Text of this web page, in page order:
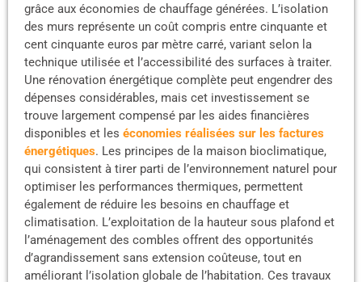
grâce aux économies de chauffage générées. L’isolation
des murs représente un coût compris entre cinquante et
cent cinquante euros par mètre carré, variant selon la
technique utilisée et l’accessibilité des surfaces à traiter.
Une rénovation énergétique complète peut engendrer des
dépenses considérables, mais cet investissement se
trouve largement compensé par les aides financières
disponibles et les économies réalisées sur les factures
énergétiques. Les principes de la maison bioclimatique,
qui consistent à tirer parti de l’environnement naturel pour
optimiser les performances thermiques, permettent
également de réduire les besoins en chauffage et
climatisation. L’exploitation de la hauteur sous plafond et
l’aménagement des combles offrent des opportunités
d’agrandissement sans extension coûteuse, tout en
améliorant l’isolation globale de l’habitation. Ces travaux